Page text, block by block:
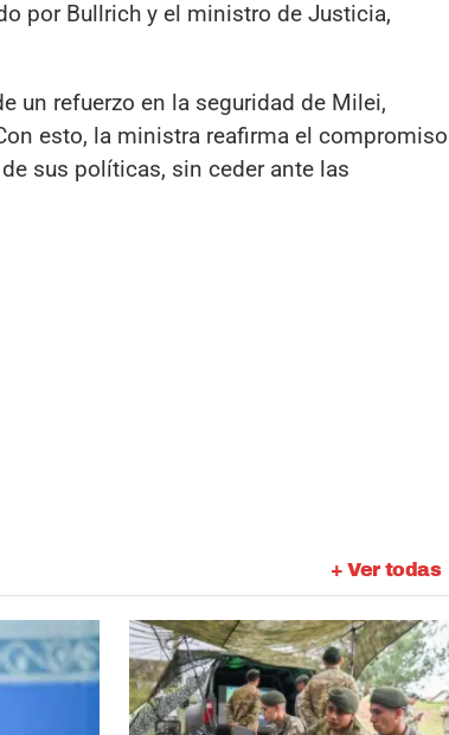
por Bullrich y el ministro de Justicia,
un refuerzo en la seguridad de Milei,
esto, la ministra reafirma el compromiso
sus políticas, sin ceder ante las
+ Ver todas